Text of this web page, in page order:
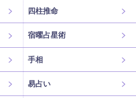
四柱推命
宿曜占星術
手相
易占い